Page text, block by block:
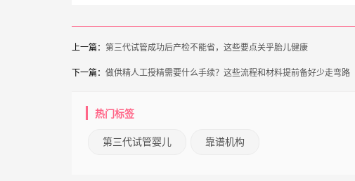
上一篇： 第三代试管成功后产检不能省，这些要点关乎胎儿健康
下一篇： 做供精人工授精需要什么手续？这些流程和材料提前备好少走弯路
热门标签
第三代试管婴儿 靠谱机构